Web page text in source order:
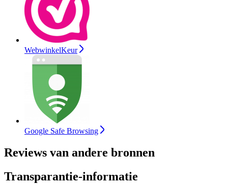
WebwinkelKeur
Google Safe Browsing
Reviews van andere bronnen
Transparantie-informatie